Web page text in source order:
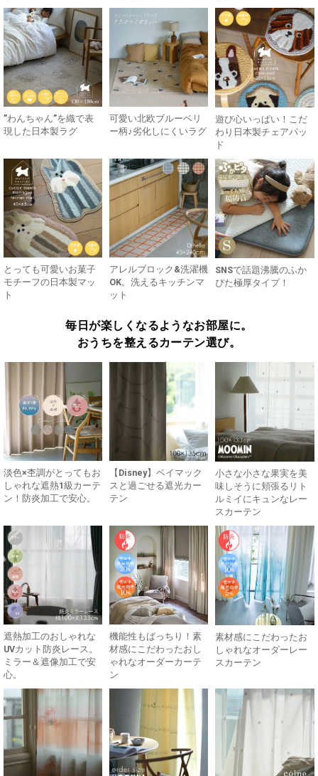
”わんちゃん”を織で表
現した日本製ラグ
可愛い北欧ブルーベリ
ー柄♪劣化しにくいラグ
遊び心いっぱい！こだ
わり日本製チェアパッ
ド
とっても可愛いお菓子
モチーフの日本製マッ
ト
アレルブロック&洗濯機
OK。洗えるキッチンマ
ット
SNSで話題沸騰のふか
ぴた極厚タイプ！
毎日が楽しくなるようなお部屋に。
おうちを整えるカーテン選び。
淡色×杢調がとってもお
しゃれな遮熱1級カーテ
ン！防炎加工で安心。
【Disney】ベイマック
スと過ごせる遮光カー
テン
小さな小さな果実を美
味しそうに頬張るリト
ルミイにキュンなレー
スカーテン
遮熱加工のおしゃれな
UVカット防炎レース。
ミラー＆遮像加工で安
心。
機能性もばっちり！素
材感にこだわったおし
ゃれなオーダーカーテ
ン
素材感にこだわったお
しゃれなオーダーレー
スカーテン